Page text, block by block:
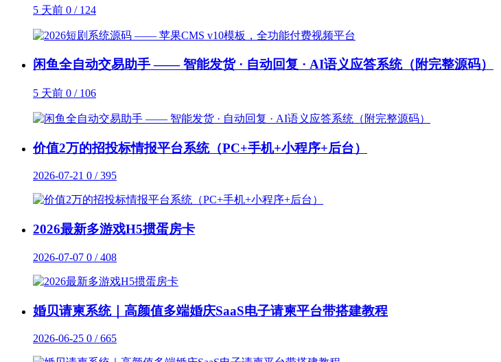
5 天前 0 / 124
闲鱼全自动交易助手 —— 智能发货 · 自动回复 · AI语义应答系统（附完整源码）
5 天前 0 / 106
价值2万的招投标情报平台系统（PC+手机+小程序+后台）
2026-07-21 0 / 395
2026最新多游戏H5掼蛋房卡
2026-07-07 0 / 408
婚贝请柬系统｜高颜值多端婚庆SaaS电子请柬平台带搭建教程
2026-06-25 0 / 665